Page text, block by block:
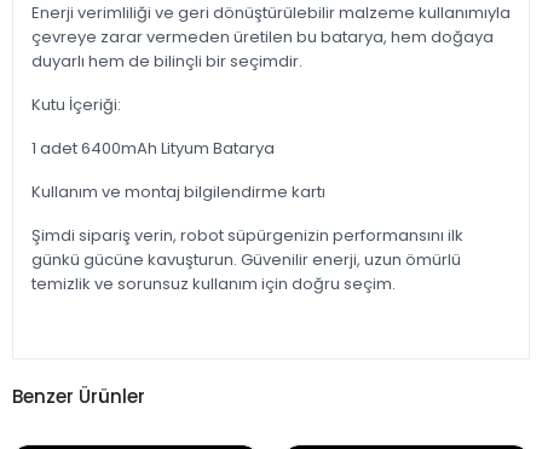
Enerji verimliliği ve geri dönüştürülebilir malzeme kullanımıyla
çevreye zarar vermeden üretilen bu batarya, hem doğaya
duyarlı hem de bilinçli bir seçimdir.
Kutu İçeriği:
1 adet 6400mAh Lityum Batarya
Kullanım ve montaj bilgilendirme kartı
Şimdi sipariş verin, robot süpürgenizin performansını ilk
günkü gücüne kavuşturun. Güvenilir enerji, uzun ömürlü
temizlik ve sorunsuz kullanım için doğru seçim.
Benzer Ürünler